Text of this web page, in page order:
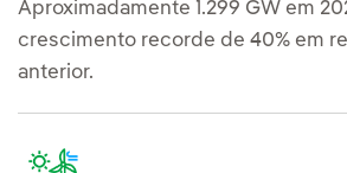
Aproximadamente 1.299 GW em
crescimento recorde de 40% em
anterior.